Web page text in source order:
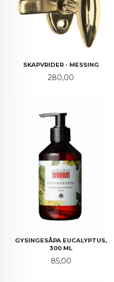
SKAPVRIDER - MESSING
Pris
280,00
GYSINGESÅPA EUCALYPTUS,
300 ML
Pris
85,00